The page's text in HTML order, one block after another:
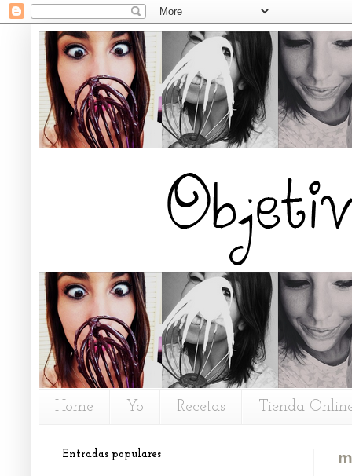
Home Yo Recetas Tienda
Entradas populares